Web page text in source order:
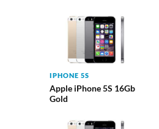
IPHONE 5S
Apple iPhone 5S 16Gb
Gold